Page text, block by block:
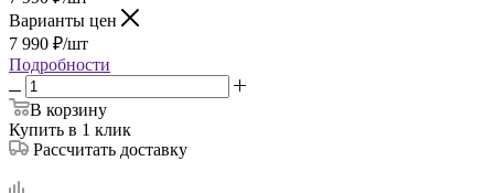
Варианты цен
7 990 ₽/шт
Подробности
В корзину
Купить в 1 клик
Рассчитать доставку